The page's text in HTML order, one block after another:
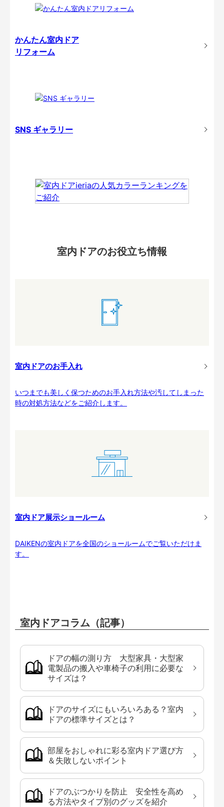
かんたん室内ドア
リフォーム
SNS ギャラリー
室内ドアのお役立ち情報
室内ドアのお手入れ
いつまでも美しく保つためのお手入れ方法や汚してしまった
時の対処方法などをご紹介します。
室内ドア展示ショールーム
DAIKENの室内ドアを全国のショールームでご覧いただけま
す。
室内ドアコラム（記事）
ドアの幅の測り方 大型家具・大型家
電製品の搬入や車椅子の利用に必要な
サイズは？
ドアのサイズにもいろいろある？室内
ドアの標準サイズとは？
部屋をおしゃれに彩る室内ドア選び方
＆失敗しないポイント
ドアのぶつかりを防止 安全性を高め
る方法やタイプ別のグッズを紹介